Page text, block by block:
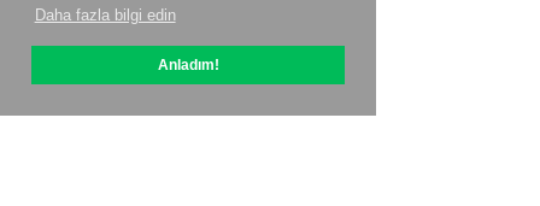
Daha fazla bilgi edin
Anladım!